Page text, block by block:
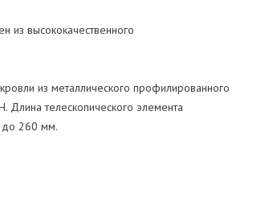
из высококачественного
из металлического профилированного
Длина телескопического элемента
до 260 мм.